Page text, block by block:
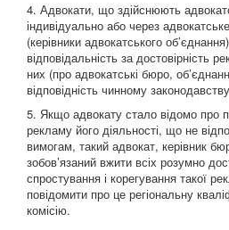
4. Адвокати, що здійснюють
індивідуально або через
(керівники адвокатського
відповідальність за достовірність
них (про адвокатські бюро,
відповідність чинному
5. Якщо адвокату стало відомо про
рекламу його діяльності, що не
вимогам, такий адвокат, керівник
зобов’язаний вжити всіх розумно
спростування і корегування такої
повідомити про це регіональну
комісію.